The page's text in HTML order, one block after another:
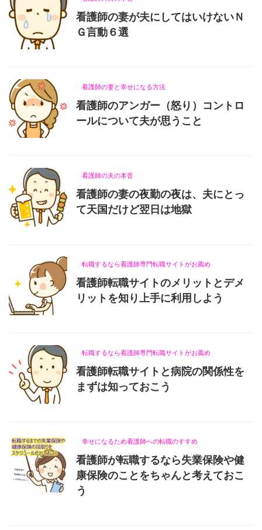
看護師の妻が夫にしてはいけないＮ
Ｇ言動６選
看護師の妻と幸せになる方法
看護師のアンガー（怒り）コントロ
ールについて夫が思うこと
看護師の夫の本音
看護師の妻の夜勤の夜は、夫にとっ
て天国だけど翌日は地獄
転職するなら看護師専門転職サイトがお薦め
看護師転職サイトのメリットとデメ
リットを知り上手に利用しよう
転職するなら看護師専門転職サイトがお薦め
看護師転職サイトと病院の関係性を
まずは知っておこう
幸せになるため看護師への転職のすすめ
看護師が転職するなら失業保険や健
康保険のことをちゃんと考えておこ
う